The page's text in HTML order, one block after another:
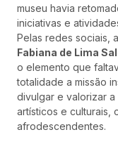
museu havia
iniciativas e
Pelas redes sociais,
Fabiana de Lima
o elemento que
totalidade a missão
divulgar e valorizar a
artísticos e culturais,
afrodescendentes.